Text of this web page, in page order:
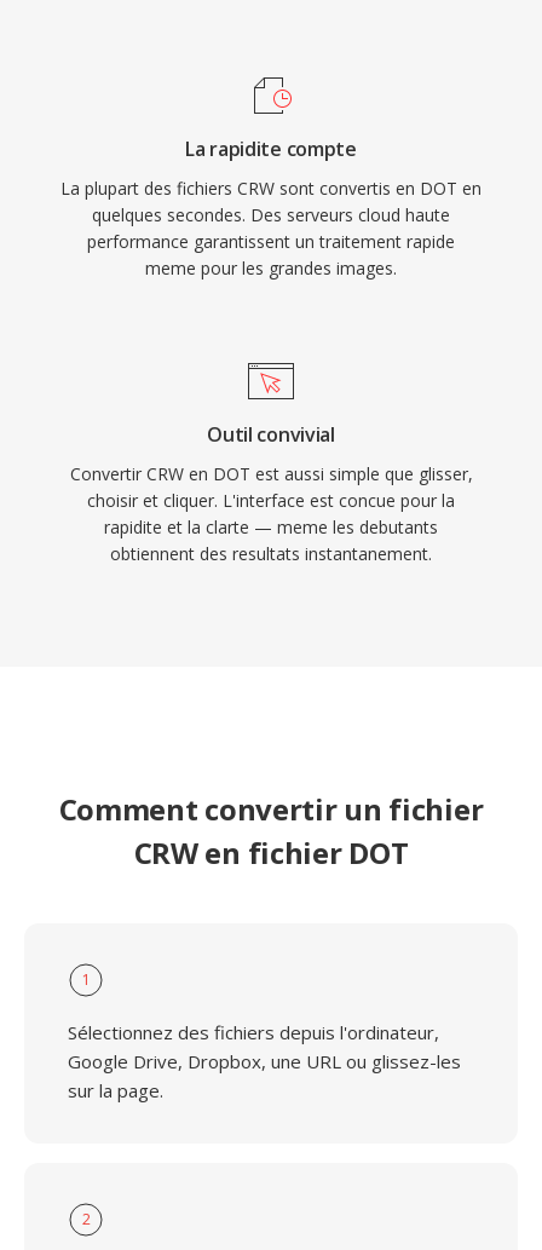
La rapidite compte
La plupart des fichiers CRW sont convertis en DOT en
quelques secondes. Des serveurs cloud haute
performance garantissent un traitement rapide
meme pour les grandes images.
Outil convivial
Convertir CRW en DOT est aussi simple que glisser,
choisir et cliquer. L'interface est concue pour la
rapidite et la clarte — meme les debutants
obtiennent des resultats instantanement.
Comment convertir un fichier
CRW en fichier DOT
1
Sélectionnez des fichiers depuis l'ordinateur,
Google Drive, Dropbox, une URL ou glissez-les
sur la page.
2